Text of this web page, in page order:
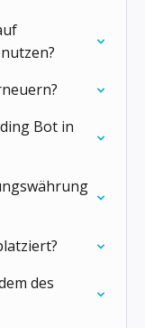
Bot in
des